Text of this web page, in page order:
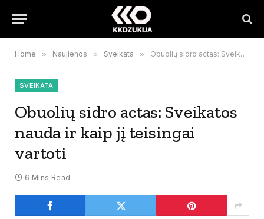
Home » Naujienos » Sveikata » Obuolių sidro actas: Sveikatos nauda ir kaip jį teisingai vartoti
SVEIKATA
Obuolių sidro actas: Sveikatos
nauda ir kaip jį teisingai
vartoti
6 Mins Read